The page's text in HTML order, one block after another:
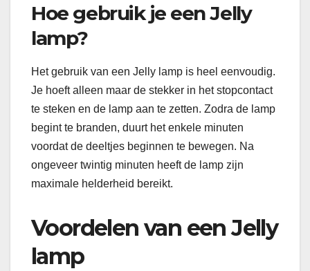
Hoe gebruik je een Jelly
lamp?
Het gebruik van een Jelly lamp is heel eenvoudig.
Je hoeft alleen maar de stekker in het stopcontact
te steken en de lamp aan te zetten. Zodra de lamp
begint te branden, duurt het enkele minuten
voordat de deeltjes beginnen te bewegen. Na
ongeveer twintig minuten heeft de lamp zijn
maximale helderheid bereikt.
Voordelen van een Jelly
lamp